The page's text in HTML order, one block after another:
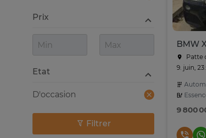
Patte
9. juin,
9 800
Prix
Etat
D'occasion
Filtrer